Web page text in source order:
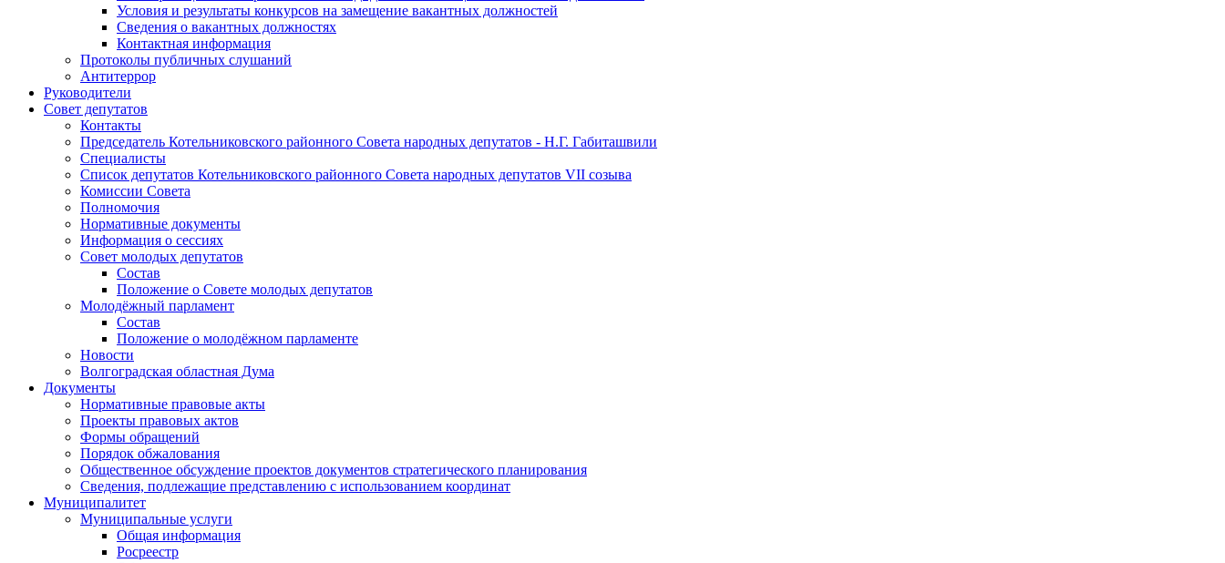
Условия и результаты конкурсов на замещение вакантных должностей
Сведения о вакантных должностях
Контактная информация
Протоколы публичных слушаний
Антитеррор
Руководители
Совет депутатов
Контакты
Председатель Котельниковского районного Совета народных депутатов - Н.Г. Габиташвили
Специалисты
Список депутатов Котельниковского районного Совета народных депутатов VII созыва
Комиссии Совета
Полномочия
Нормативные документы
Информация о сессиях
Совет молодых депутатов
Состав
Положение о Совете молодых депутатов
Молодёжный парламент
Состав
Положение о молодёжном парламенте
Новости
Волгоградская областная Дума
Документы
Нормативные правовые акты
Проекты правовых актов
Формы обращений
Порядок обжалования
Общественное обсуждение проектов документов стратегического планирования
Сведения, подлежащие представлению с использованием координат
Муниципалитет
Муниципальные услуги
Общая информация
Росреестр